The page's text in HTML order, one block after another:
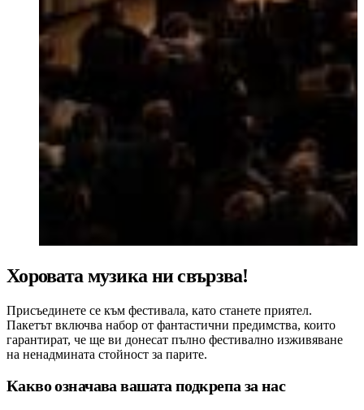
Хоровата музика ни свързва!
Присъединете се към фестивала, като станете приятел.
Пакетът включва набор от фантастични предимства, които
гарантират, че ще ви донесат пълно фестивално изживяване
на ненадмината стойност за парите.
Какво означава вашата подкрепа за нас